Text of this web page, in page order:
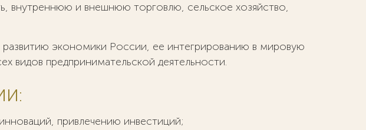
внутреннюю и внешнюю торговлю, сельское хозяйство,
развитию экономики России, ее интегрированию в мировую
видов предпринимательской деятельности.
привлечению инвестиций;